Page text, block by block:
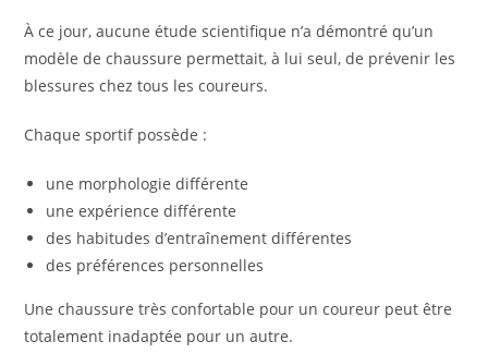
À ce jour, aucune étude scientifique n’a démontré qu’un
modèle de chaussure permettait, à lui seul, de prévenir les
blessures chez tous les coureurs.
Chaque sportif possède :
une morphologie différente
une expérience différente
des habitudes d’entraînement différentes
des préférences personnelles
Une chaussure très confortable pour un coureur peut être
totalement inadaptée pour un autre.